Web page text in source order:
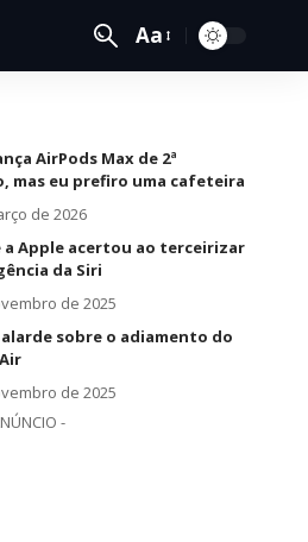
Aa
AirPods Max de 2ª
mas eu prefiro uma cafeteira
de 2026
a Apple acertou ao terceirizar
da Siri
de 2025
sobre o adiamento do
de 2025
-